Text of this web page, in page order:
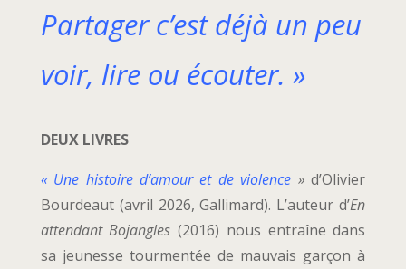
Partager c’est déjà un peu
voir, lire ou écouter. »
DEUX LIVRES
« Une histoire d’amour et de violence »d’Olivier
Bourdeaut (avril 2026, Gallimard). L’auteur d’En
attendant Bojangles (2016) nous entraîne dans
sa jeunesse tourmentée de mauvais garçon à